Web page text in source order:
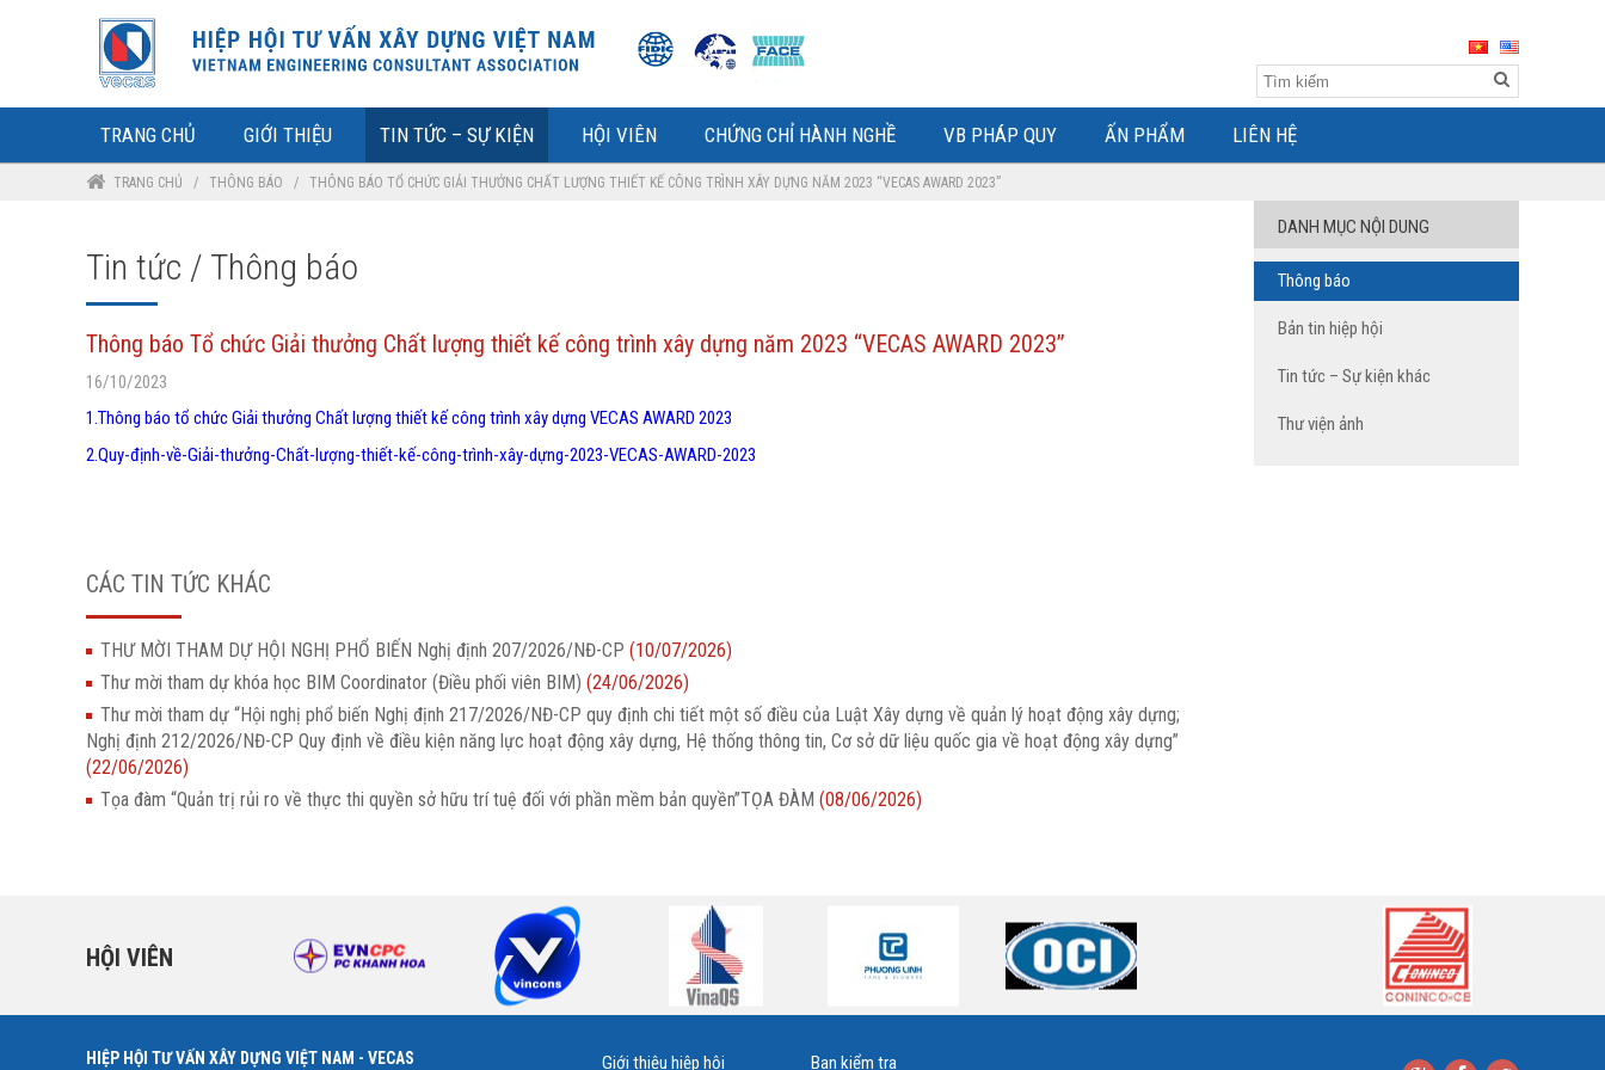
TRANG CHỦ GIỚI THIỆU TIN TỨC – SỰ KIỆN HỘI VIÊN CHỨNG CHỈ HÀNH NGHỀ VB PHÁP QUY ẤN PHẨM LIÊN HỆ
TRANG CHỦ / THÔNG BÁO / THÔNG BÁO TỔ CHỨC GIẢI THƯỞNG CHẤT LƯỢNG THIẾT KẾ CÔNG TRÌNH XÂY DỰNG NĂM 2023 “VECAS AWARD 2023”
Tin tức / Thông báo
Thông báo Tổ chức Giải thưởng Chất lượng thiết kế công trình xây dựng năm 2023 “VECAS AWARD 2023”
16/10/2023
1.Thông báo tổ chức Giải thưởng Chất lượng thiết kế công trình xây dựng VECAS AWARD 2023
2.Quy-định-về-Giải-thưởng-Chất-lượng-thiết-kế-công-trình-xây-dựng-2023-VECAS-AWARD-2023
CÁC TIN TỨC KHÁC
THƯ MỜI THAM DỰ HỘI NGHỊ PHỔ BIẾN Nghị định 207/2026/NĐ-CP (10/07/2026)
Thư mời tham dự khóa học BIM Coordinator (Điều phối viên BIM) (24/06/2026)
Thư mời tham dự “Hội nghị phổ biến Nghị định 217/2026/NĐ-CP quy định chi tiết một số điều của Luật Xây dựng về quản lý hoạt động xây dựng;
Nghị định 212/2026/NĐ-CP Quy định về điều kiện năng lực hoạt động xây dựng, Hệ thống thông tin, Cơ sở dữ liệu quốc gia về hoạt động xây dựng”
(22/06/2026)
Tọa đàm “Quản trị rủi ro về thực thi quyền sở hữu trí tuệ đối với phần mềm bản quyền”TỌA ĐÀM (08/06/2026)
DANH MỤC NỘI DUNG
Thông báo
Bản tin hiệp hội
Tin tức – Sự kiện khác
Thư viện ảnh
HỘI VIÊN
HIỆP HỘI TƯ VẤN XÂY DỰNG VIỆT NAM - VECAS Giới thiệu hiệp hội Ban kiểm tra